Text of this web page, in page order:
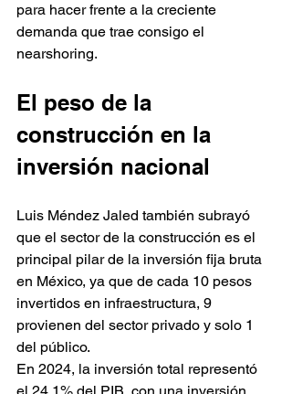
para hacer frente a la creciente
demanda que trae consigo el
nearshoring.
El peso de la
construcción en la
inversión nacional
Luis Méndez Jaled también subrayó
que el sector de la construcción es el
principal pilar de la inversión fija bruta
en México, ya que de cada 10 pesos
invertidos en infraestructura, 9
provienen del sector privado y solo 1
del público.
En 2024, la inversión total representó